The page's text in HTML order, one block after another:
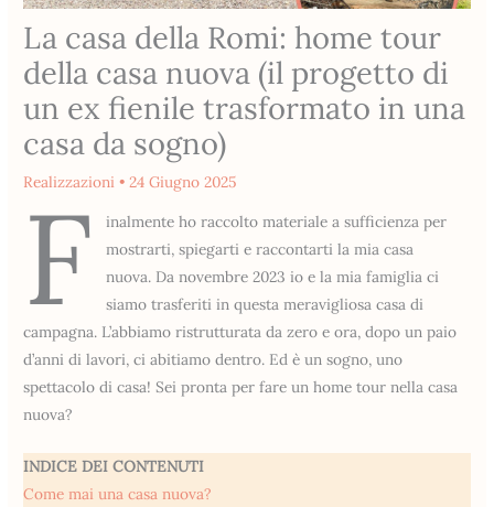
La casa della Romi: home tour
della casa nuova (il progetto di
un ex fienile trasformato in una
casa da sogno)
Realizzazioni •24 Giugno 2025
F
inalmente ho raccolto materiale a sufficienza per
mostrarti, spiegarti e raccontarti la mia casa
nuova. Da novembre 2023 io e la mia famiglia ci
siamo trasferiti in questa meravigliosa casa di
campagna. L’abbiamo ristrutturata da zero e ora, dopo un paio
d’anni di lavori, ci abitiamo dentro. Ed è un sogno, uno
spettacolo di casa! Sei pronta per fare un home tour nella casa
nuova?
INDICE DEI CONTENUTI
Come mai una casa nuova?